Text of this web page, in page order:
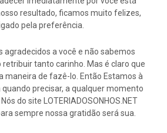
resultado, ficamos muito felizes,
pela preferência.
agradecidos a você e não sabemos
tanto carinho. Mas é claro que
maneira de fazê-lo. Então Estamos à
precisar, a qualquer momento
do site LOTERIADOSONHOS.NET
sempre nossa gratidão será sua.